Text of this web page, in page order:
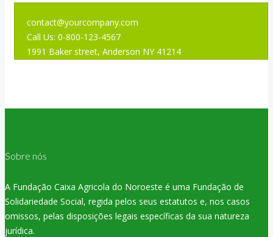
contact@yourcompany.com
Call Us: 0-800-123-4567
1991 Baker street, Anderson NY 41214
Sobre nós
A Fundação Caixa Agricola do Noroeste é uma Fundação de
Solidariedade Social, regida pelos seus estatutos e, nos casos
omissos, pelas disposições legais específicas da sua natureza
jurídica.